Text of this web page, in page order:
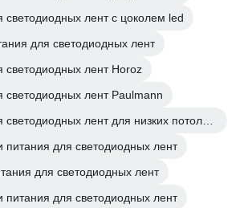
светодиодных лент с цоколем led
для светодиодных лент
светодиодных лент Horoz
светодиодных лент Paulmann
питания для светодиодных лент
для светодиодных лент
для светодиодных лент